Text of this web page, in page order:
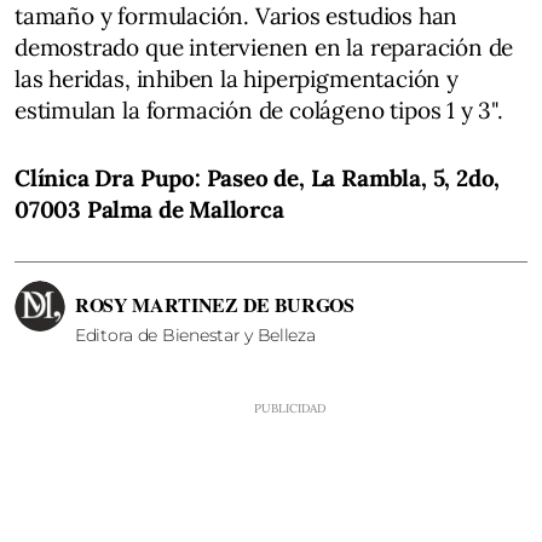
tamaño y formulación. Varios estudios han
demostrado que intervienen en la reparación de
las heridas, inhiben la hiperpigmentación y
estimulan la formación de colágeno tipos 1 y 3".
Clínica Dra Pupo: Paseo de, La Rambla, 5, 2do,
07003 Palma de Mallorca
ROSY MARTINEZ DE BURGOS
Editora de Bienestar y Belleza